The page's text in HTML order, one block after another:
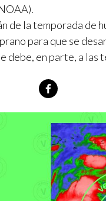
de la temporada de
para que se
debe, en parte, a